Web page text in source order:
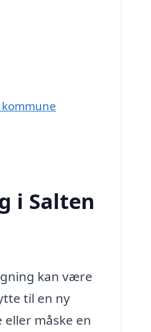
i Salten
kan være
til en ny
måske en